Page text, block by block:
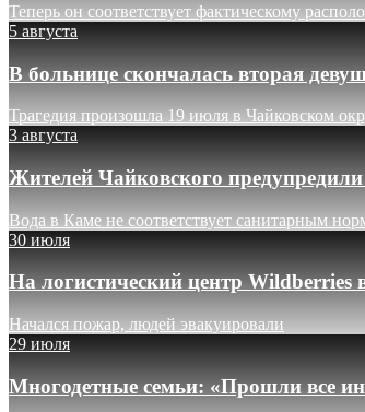
Теперь он соответствует фактическому
5 августа
В больнице скончалась вторая
Трагедия произошла 19 июля в Чайковском
3 августа
Жителей Чайковского
Вода в Каме не соответствует санитарным
30 июля
На логистический центр
Начался пожар, людей эвакуировали
29 июля
Многодетные семьи: «Прошли все